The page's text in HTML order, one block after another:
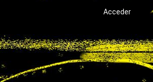
Acceder